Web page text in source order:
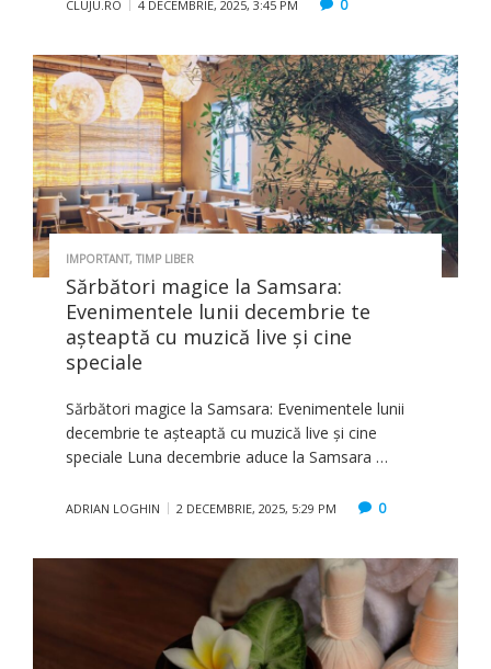
CLUJU.RO 4 DECEMBRIE, 2025, 3:45 PM 0
IMPORTANT, TIMP LIBER
Sărbători magice la Samsara:
Evenimentele lunii decembrie te
așteaptă cu muzică live și cine
speciale
Sărbători magice la Samsara: Evenimentele lunii
decembrie te așteaptă cu muzică live și cine
speciale Luna decembrie aduce la Samsara …
ADRIAN LOGHIN 2 DECEMBRIE, 2025, 5:29 PM 0